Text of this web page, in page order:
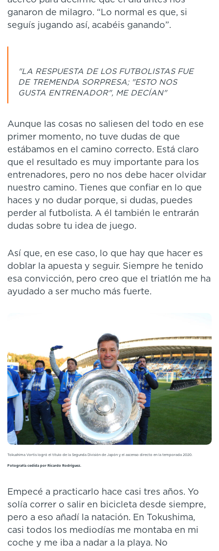
ganaron de milagro. “Lo normal es que, si
seguís jugando así, acabéis ganando”.
"LA RESPUESTA DE LOS FUTBOLISTAS FUE
DE TREMENDA SORPRESA; "ESTO NOS
GUSTA ENTRENADOR", ME DECÍAN"
Aunque las cosas no saliesen del todo en ese
primer momento, no tuve dudas de que
estábamos en el camino correcto. Está claro
que el resultado es muy importante para los
entrenadores, pero no nos debe hacer olvidar
nuestro camino. Tienes que confiar en lo que
haces y no dudar porque, si dudas, puedes
perder al futbolista. A él también le entrarán
dudas sobre tu idea de juego.
Así que, en ese caso, lo que hay que hacer es
doblar la apuesta y seguir. Siempre he tenido
esa convicción, pero creo que el triatlón me ha
ayudado a ser mucho más fuerte.
Tokushima Vortis logró el título de la Segunda División de Japón y el ascenso directo en la temporada 2020.
Fotografía cedida por Ricardo Rodríguez.
Empecé a practicarlo hace casi tres años. Yo
solía correr o salir en bicicleta desde siempre,
pero a eso añadí la natación. En Tokushima,
casi todos los mediodías me montaba en mi
coche y me iba a nadar a la playa. No